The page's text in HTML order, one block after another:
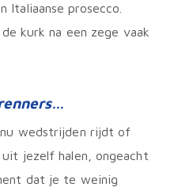
Italiaanse prosecco.
kurk na een zege vaak
wedstrijden rijdt of
jezelf halen, ongeacht
dat je te weinig